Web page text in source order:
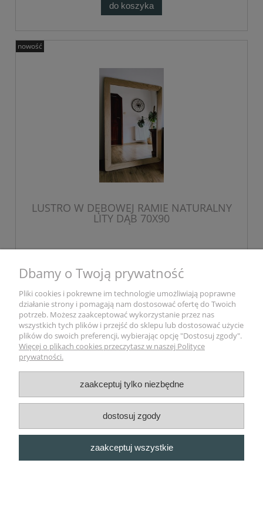
do koszyka
LUSTRO W DĘBOWEJ RAMIE NATURALNY
LITY DĄB 70X90
do koszyka
nowość
Pomoc
Moje konto
Płatności i dostawa
Informacje
O nas
Dbamy o Twoją prywatność
Pliki cookies i pokrewne im technologie umożliwiają poprawne
działanie strony i pomagają nam dostosować ofertę do Twoich
potrzeb. Możesz zaakceptować wykorzystanie przez nas
wszystkich tych plików i przejść do sklepu lub dostosować użycie
plików do swoich preferencji, wybierając opcję "Dostosuj zgody".
Więcej o plikach cookies przeczytasz w naszej Polityce
prywatności.
zaakceptuj tylko niezbędne
dostosuj zgody
zaakceptuj wszystkie